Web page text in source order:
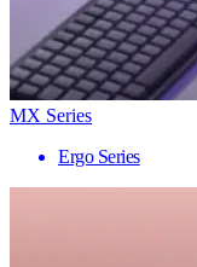
MX Series
Ergo Series